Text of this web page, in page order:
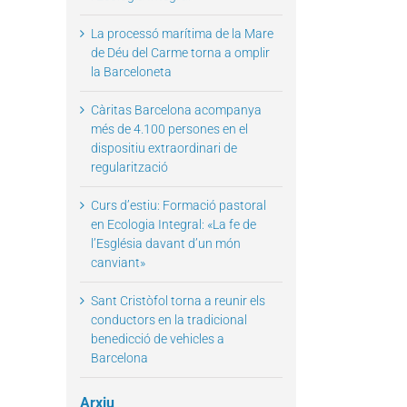
La processó marítima de la Mare
de Déu del Carme torna a omplir
la Barceloneta
Càritas Barcelona acompanya
més de 4.100 persones en el
dispositiu extraordinari de
regularització
Curs d’estiu: Formació pastoral
en Ecologia Integral: «La fe de
l’Església davant d’un món
canviant»
Sant Cristòfol torna a reunir els
conductors en la tradicional
benedicció de vehicles a
Barcelona
Arxiu